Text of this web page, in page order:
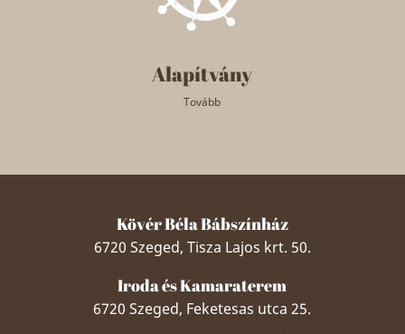
Alapítvány
Tovább
Kövér Béla Bábszínház
6720 Szeged, Tisza Lajos krt. 50.
Iroda és Kamaraterem
6720 Szeged, Feketesas utca 25.